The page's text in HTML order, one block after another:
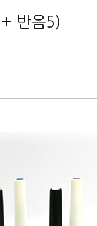
반음5)